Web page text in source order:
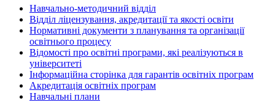
Навчально-методичний відділ
Відділ ліцензування, акредитації та якості освіти
Нормативні документи з планування та організації
освітнього процесу
Відомості про освітні програми, які реалізуються в
університеті
Інформаційна сторінка для гарантів освітніх програм
Акредитація освітніх програм
Навчальні плани